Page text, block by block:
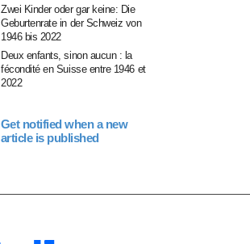
Zwei Kinder oder gar keine: Die
Geburtenrate in der Schweiz von
1946 bis 2022
Deux enfants, sinon aucun : la
fécondité en Suisse entre 1946 et
2022
Get notified when a new
article is published